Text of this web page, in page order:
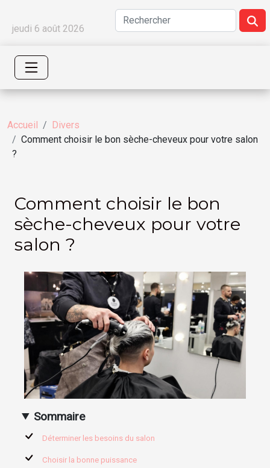
jeudi 6 août 2026
Accueil
Divers
Comment choisir le bon sèche-cheveux pour votre salon
?
Comment choisir le bon
sèche-cheveux pour votre
salon ?
Sommaire
Déterminer les besoins du salon
Choisir la bonne puissance